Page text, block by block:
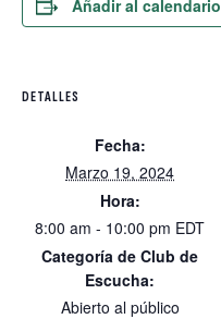
Añadir al calendario
DETALLES
Fecha:
Marzo 19, 2024
Hora:
8:00 am - 10:00 pm EDT
Categoría de Club de
Escucha:
Abierto al público